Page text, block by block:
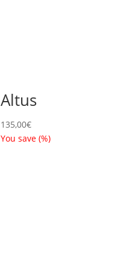
Altus
135,00€
You save(%)